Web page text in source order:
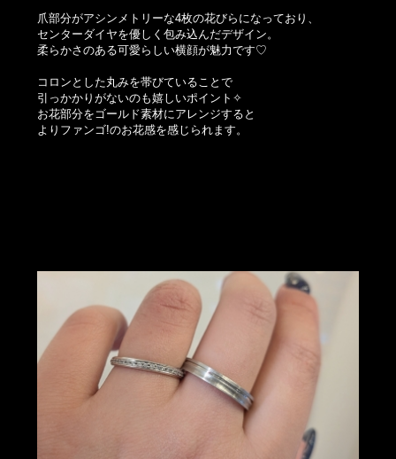
爪部分がアシンメトリーな4枚の花びらになっており、
センターダイヤを優しく包み込んだデザイン。
柔らかさのある可愛らしい横顔が魅力です♡
コロンとした丸みを帯びていることで
引っかかりがないのも嬉しいポイント✧
お花部分をゴールド素材にアレンジすると
よりファンゴ!のお花感を感じられます。